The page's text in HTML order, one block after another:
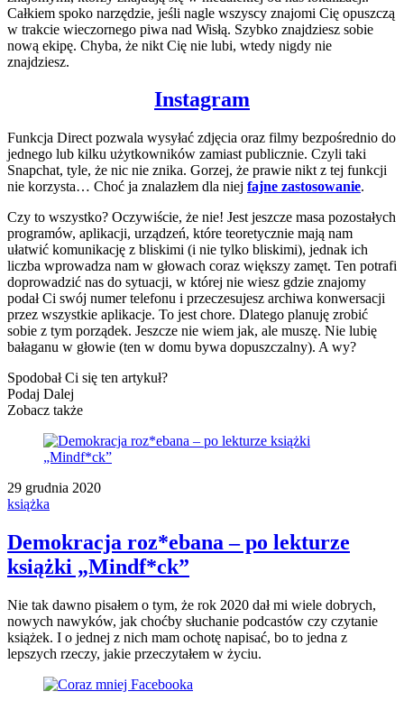
Całkiem spoko narzędzie, jeśli nagle wszyscy znajomi Cię opuszczą
w trakcie wieczornego piwa nad Wisłą. Szybko znajdziesz sobie
nową ekipę. Chyba, że nikt Cię nie lubi, wtedy nigdy nie
znajdziesz.
Instagram
Funkcja Direct pozwala wysyłać zdjęcia oraz filmy bezpośrednio do
jednego lub kilku użytkowników zamiast publicznie. Czyli taki
Snapchat, tyle, że nic nie znika. Gorzej, że prawie nikt z tej funkcji
nie korzysta… Choć ja znalazłem dla niej fajne zastosowanie.
Czy to wszystko? Oczywiście, że nie! Jest jeszcze masa pozostałych
programów, aplikacji, urządzeń, które teoretycznie mają nam
ułatwić komunikację z bliskimi (i nie tylko bliskimi), jednak ich
liczba wprowadza nam w głowach coraz większy zamęt. Ten potrafi
doprowadzić nas do sytuacji, w której nie wiesz gdzie znajomy
podał Ci swój numer telefonu i przeczesujesz archiwa konwersacji
przez wszystkie aplikacje. To jest chore. Dlatego planuję zrobić
sobie z tym porządek. Jeszcze nie wiem jak, ale muszę. Nie lubię
bałaganu w głowie (ten w domu bywa dopuszczalny). A wy?
Spodobał Ci się ten artykuł?
Podaj Dalej
Zobacz także
29 grudnia 2020
książka
Demokracja roz*ebana – po lekturze
książki „Mindf*ck”
Nie tak dawno pisałem o tym, że rok 2020 dał mi wiele dobrych,
nowych nawyków, jak choćby słuchanie podcastów czy czytanie
książek. I o jednej z nich mam ochotę napisać, bo to jedna z
lepszych rzeczy, jakie przeczytałem w życiu.